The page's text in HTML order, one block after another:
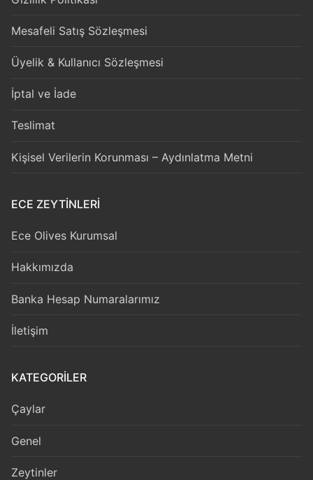
Mesafeli Satış Sözleşmesi
Üyelik & Kullanıcı Sözleşmesi
İptal ve İade
Teslimat
Kişisel Verilerin Korunması – Aydınlatma Metni
ECE ZEYTİNLERİ
Ece Olives Kurumsal
Hakkımızda
Banka Hesap Numaralarımız
İletişim
KATEGORILER
Çaylar
Genel
Zeytinler